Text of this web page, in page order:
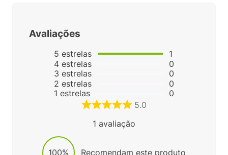
Avaliações
5 estrelas
4 estrelas
3 estrelas
2 estrelas
1 estrelas
1
0
0
0
0
5.0
1 avaliação
100% Recomendam este produto